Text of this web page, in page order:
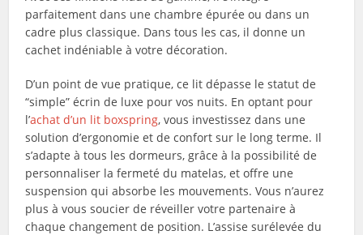
parfaitement dans une chambre épurée ou dans un
cadre plus classique. Dans tous les cas, il donne un
cachet indéniable à votre décoration.
D’un point de vue pratique, ce lit dépasse le statut de
“simple” écrin de luxe pour vos nuits. En optant pour
l’achat d’un lit boxspring, vous investissez dans une
solution d’ergonomie et de confort sur le long terme. Il
s’adapte à tous les dormeurs, grâce à la possibilité de
personnaliser la fermeté du matelas, et offre une
suspension qui absorbe les mouvements. Vous n’aurez
plus à vous soucier de réveiller votre partenaire à
chaque changement de position. L’assise surélevée du